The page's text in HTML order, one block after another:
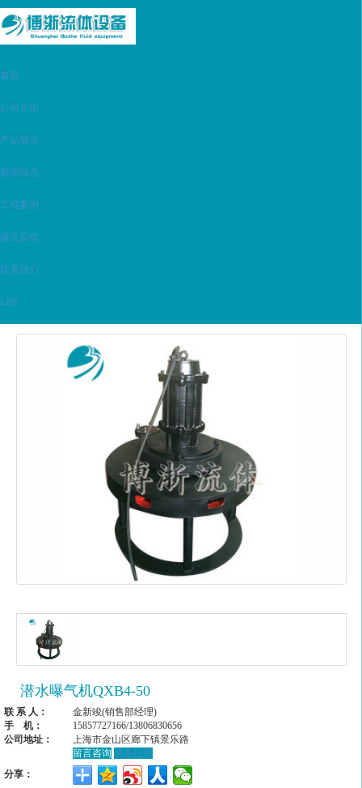
首页
公司介绍
产品展示
新闻动态
工程案例
留言反馈
联系我们
LBS
潜水曝气机QXB4-50
联 系 人：
金新竣(销售部经理)
手 机：
15857727166/13806830656
公司地址：
上海市金山区廊下镇景乐路
留言咨询 更多信息
分享：